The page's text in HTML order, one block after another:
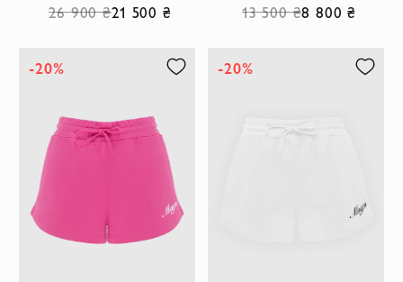
26 900 ₴21 500 ₴ 13 500 ₴8 800 ₴
-20% -20%